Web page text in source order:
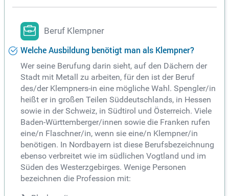
Beruf Klempner
Welche Ausbildung benötigt man als Klempner?
Wer seine Berufung darin sieht, auf den Dächern der
Stadt mit Metall zu arbeiten, für den ist der Beruf
des/der Klempners-in eine mögliche Wahl. Spengler/in
heißt er in großen Teilen Süddeutschlands, in Hessen
sowie in der Schweiz, in Südtirol und Österreich. Viele
Baden-Württemberger/innen sowie die Franken rufen
eine/n Flaschner/in, wenn sie eine/n Klempner/in
benötigen. In Nordbayern ist diese Berufsbezeichnung
ebenso verbreitet wie im südlichen Vogtland und im
Süden des Westerzgebirges. Wenige Personen
bezeichnen die Profession mit: